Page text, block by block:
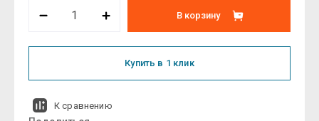
В корзину
Купить в 1 клик
К сравнению